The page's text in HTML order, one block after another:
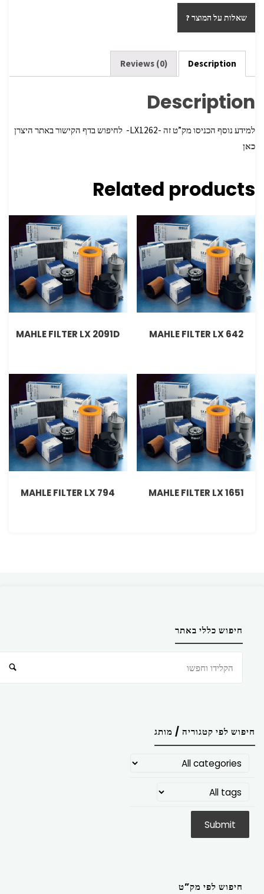
b
o
o
k
tt
er
ar
e
שאלות על המוצר ?
Description
Reviews (0)
Description
למידע נוסף הכניסו מק”ט זה -LX1262- לחיפוש בדף הקישור באתר היצרן
כאן
Related products
MAHLE FILTER LX 642
MAHLE FILTER LX 2091D
MAHLE FILTER LX 1651
MAHLE FILTER LX 794
חיפוש כללי באתר
חיפוש לפי קטגוריה / מותג
חיפוש לפי מק”ט